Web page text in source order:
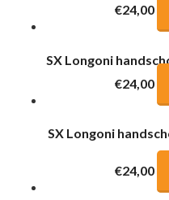
€24,00
SX Longoni
€24,00
SX Longoni
€24,00